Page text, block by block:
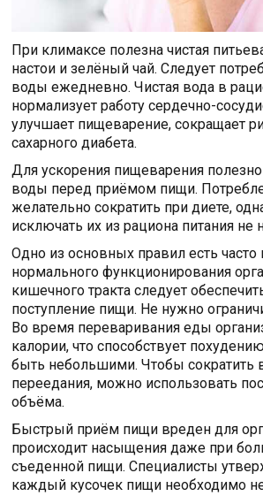
При климаксе полезна чистая
настои и зелёный чай. Следует
воды ежедневно. Чистая вода в
нормализует работу сердечно-
улучшает пищеварение, сокращает
сахарного диабета.
Для ускорения пищеварения
воды перед приёмом пищи.
желательно сократить при диете,
исключать их из рациона питания не
Одно из основных правил есть
нормального функционирования
кишечного тракта следует
поступление пищи. Не нужно
Во время переваривания еды
калории, что способствует
быть небольшими. Чтобы сократить
переедания, можно использовать
объёма.
Быстрый приём пищи вреден для
происходит насыщения даже при
съеденной пищи. Специалисты
каждый кусочек пищи необходимо